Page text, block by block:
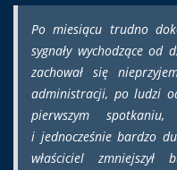
Po miesiącu trudno
sygnały wychodzące od
zachował się
administracji, po ludzi
pierwszym
i jednocześnie bardzo
właściciel